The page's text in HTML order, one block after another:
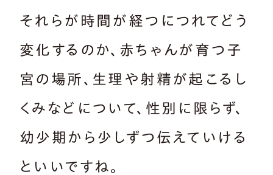
それらが時間が経つにつれてどう
変化するのか、赤ちゃんが育つ子
宮の場所、生理や射精が起こるし
くみなどについて、性別に限らず、
幼少期から少しずつ伝えていける
といいですね。